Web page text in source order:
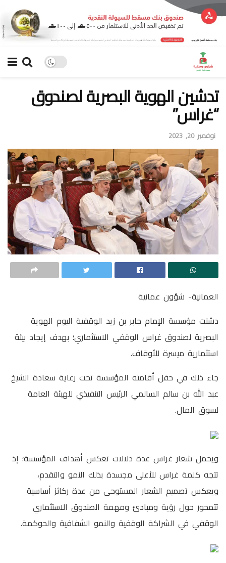
تدشين الهوية البصرية لصندوق
“غراس”
نوفمبر 20, 2023
العمانية- شؤون عمانية
دشنت مؤسسة الإمام جابر بن زيد الوقفية اليوم الهوية
البصرية لصندوق غراس الوقفي الاستثماري؛ بهدف إيجاد بيئة
استثمارية ميسرة للأوقاف.
جاء ذلك في حفل أقامته المؤسسة تحت رعاية سعادة الشيخ
عبد الله بن سالم السالمي الرئيس التنفيذي للهيئة العامة
لسوق المال.
ويحمل شعار غراس عدة دلالات تعكس أهداف المؤسسة؛ إذ
تتجه كلمة غراس للأعلى مجسدة بذلك النمو والتقدم،
ويعكس تصميم الشعار المستوحى من عدة ركائز أساسية
تتمحور حول رؤية ومبادئ ومهمة الصندوق الاستثماري
الوقفي في الشراكة الوقفية والنمو الشفافية والحوكمة.